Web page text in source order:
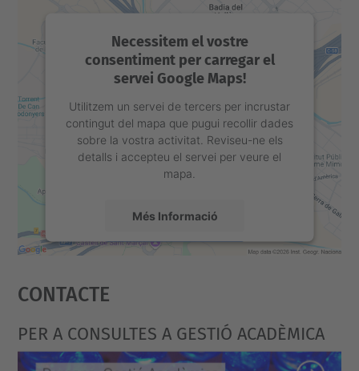
Necessitem el vostre
consentiment per carregar el
servei Google Maps!
Utilitzem un servei de tercers per incrustar
contingut del mapa que pugui recollir dades
sobre la vostra activitat. Reviseu-ne els
detalls i accepteu el servei per veure el
mapa.
Més Informació
powered by
Contacte
PER A CONSULTES A GESTIÓ ACADÈMICA